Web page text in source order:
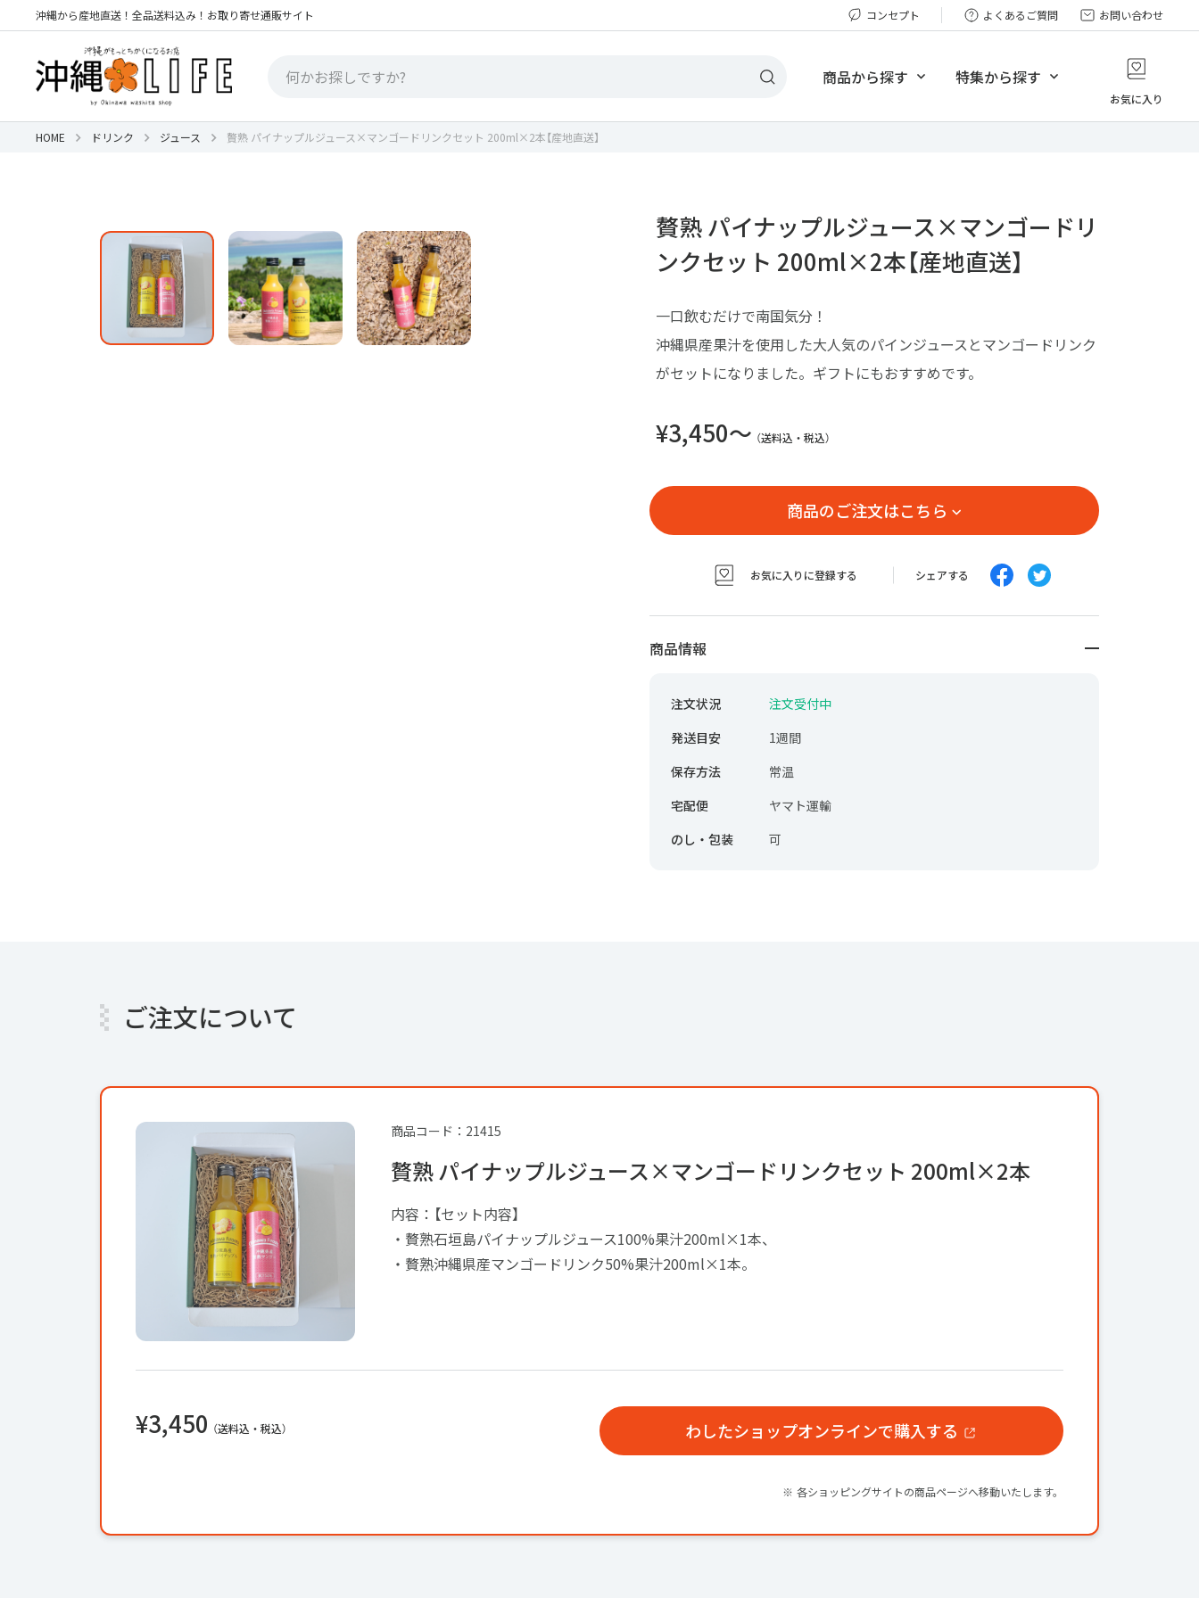
沖縄から産地直送！全品送料込み！お取り寄せ通販サイト コンセプト よくあるご質問 お問い合わせ
お気に入り
商品から探す
特集から探す
すべて見る
水産物・水産加工品
麺類・豆腐
スイーツ・お菓子
ドリンク
ファッション・美容
すべて見る
沖縄のおいしいお酒
沖縄の隠れ家スイーツ
とっておきの石垣島
HOME ドリンク ジュース 贅熟 パイナップルジュース×マンゴードリンクセット 200ml×2本【産地直送】
贅熟 パイナップルジュース×マンゴードリ
ンクセット 200ml×2本【産地直送】
一口飲むだけで南国気分！
沖縄県産果汁を使用した大人気のパインジュースとマンゴードリンク
がセットになりました。ギフトにもおすすめです。
¥3,450〜 （送料込・税込）
商品のご注文はこちら
お気に入りに登録する シェアする
商品情報
注文状況
注文受付中
発送目安
1週間
保存方法
常温
宅配便
ヤマト運輸
のし・包装
可
ご注文について
商品コード：21415
贅熟 パイナップルジュース×マンゴードリンクセット 200ml×2本
内容：【セット内容】
・贅熟石垣島パイナップルジュース100%果汁200ml×1本、
・贅熟沖縄県産マンゴードリンク50%果汁200ml×1本。
¥3,450 （送料込・税込） わしたショップオンラインで購入する
各ショッピングサイトの商品ページへ移動いたします。